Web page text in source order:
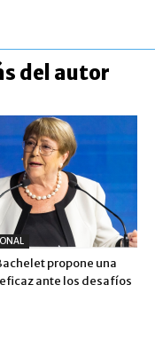
del autor
propone una
ante los desafíos